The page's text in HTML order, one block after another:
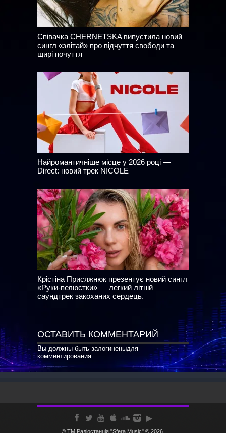
Співачка CHERNETSKA випустила новий
сингл «злітай» про відчуття свободи та
щирі почуття
Найромантичніше місце у 2026 році —
Direct: новий трек NICOLE
Крістіна Присяжнюк презентує новий сингл
«Руки-пелюстки» — легкий літній
саундтрек закоханих сердець.
ОСТАВИТЬ КОММЕНТАРИЙ
Вы должны быть залогиненыдля
комментирования
© ТМ Радiостанцiя "Sfera Music" © 2026.